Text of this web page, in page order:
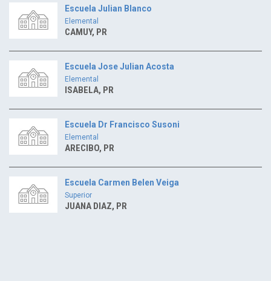
Escuela Julian Blanco
Elemental
CAMUY, PR
Escuela Jose Julian Acosta
Elemental
ISABELA, PR
Escuela Dr Francisco Susoni
Elemental
ARECIBO, PR
Escuela Carmen Belen Veiga
Superior
JUANA DIAZ, PR